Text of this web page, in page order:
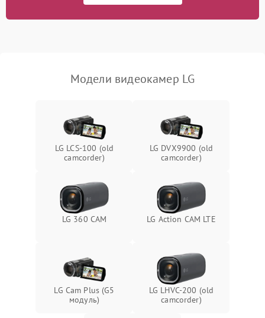
Модели видеокамер LG
LG LCS-100 (old
camcorder)
LG DVX9900 (old
camcorder)
LG 360 CAM LG Action CAM LTE
LG Cam Plus (G5
модуль)
LG LHVC-200 (old
camcorder)